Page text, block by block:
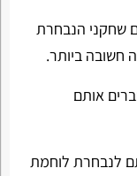
שחקני הנבחרת
חשובה ביותר.
אותם
לנבחרת לוחמת